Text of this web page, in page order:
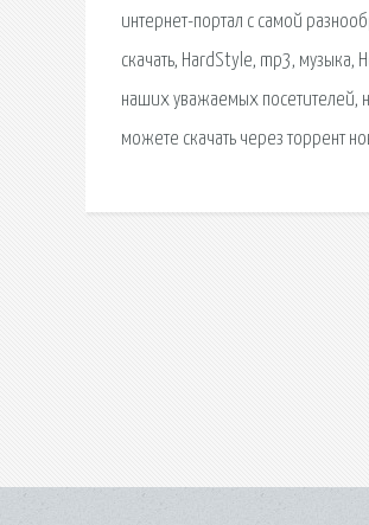
интернет-портал с самой
скачать, HardStyle, mp3, музыка,
наших уважаемых посетителей,
можете скачать через торрент